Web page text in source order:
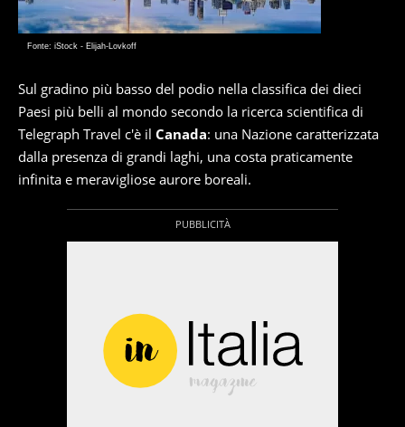
Fonte: iStock - Elijah-Lovkoff
Sul gradino più basso del podio nella classifica dei dieci
Paesi più belli al mondo secondo la ricerca scientifica di
Telegraph Travel c'è il Canada: una Nazione caratterizzata
dalla presenza di grandi laghi, una costa praticamente
infinita e meravigliose aurore boreali.